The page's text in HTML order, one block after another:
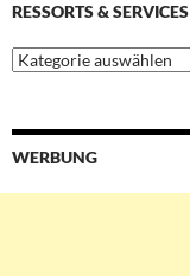
RESSORTS & SERVICES
Ressorts
&
WERBUNG